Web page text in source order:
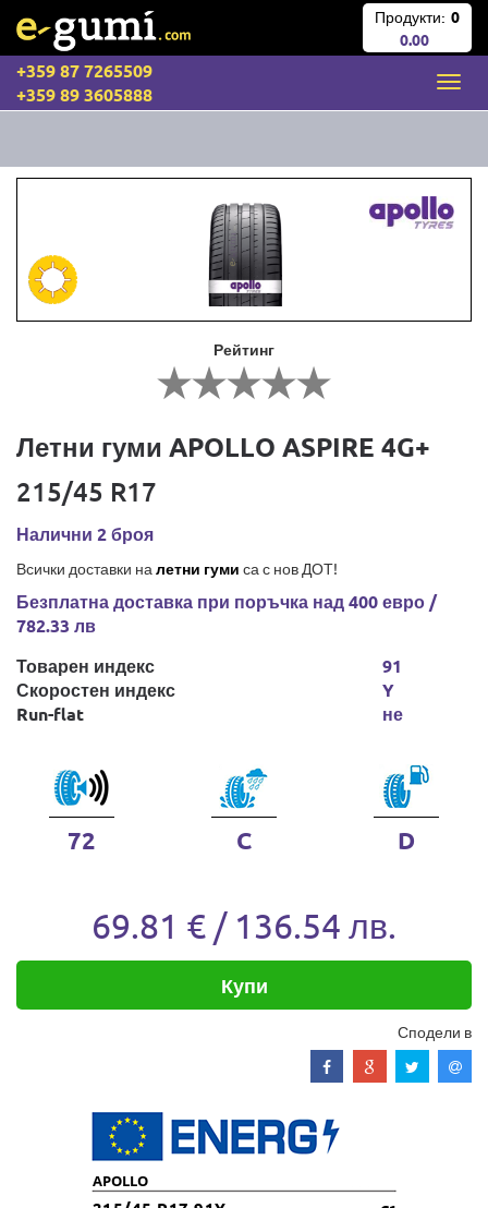
Продукти: 0
0.00
+359 87 7265509
+359 89 3605888
Рейтинг
Летни гуми APOLLO ASPIRE 4G+
215/45 R17
Налични 2 броя
Всички доставки на летни гуми са с нов ДОТ!
Безплатна доставка при поръчка над 400 евро /
782.33 лв
Товарен индекс
Скоростен индекс
Run-flat
91
Y
не
72 C D
69.81 € / 136.54 лв.
Купи
Сподели в
APOLLO